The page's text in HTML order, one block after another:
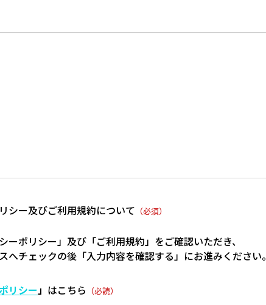
シー及びご利用規約について （必須）
ーポリシー」及び「ご利用規約」をご確認いただき、
へチェックの後「入力内容を確認する」にお進みください。
リシー」 はこちら （必読）